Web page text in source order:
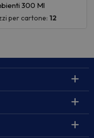
300 Ml
per cartone: 12